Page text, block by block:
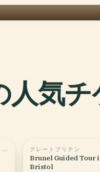
気チ
ブリストル市立博物館・美術館 グレートブリテン
Brunel Guided Tour
Bristol